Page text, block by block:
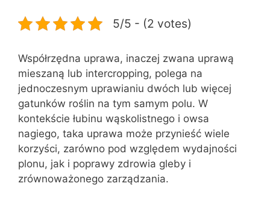
5/5 - (2 votes)
Współrzędna uprawa, inaczej zwana uprawą
mieszaną lub intercropping, polega na
jednoczesnym uprawianiu dwóch lub więcej
gatunków roślin na tym samym polu. W
kontekście łubinu wąskolistnego i owsa
nagiego, taka uprawa może przynieść wiele
korzyści, zarówno pod względem wydajności
plonu, jak i poprawy zdrowia gleby i
zrównoważonego zarządzania.